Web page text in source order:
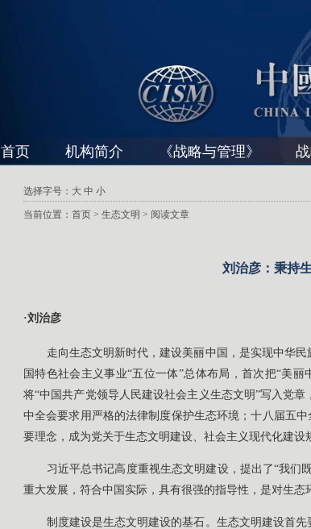
首页 机构简介 《战略与管理》
选择字号： 大 中 小
当前位置： 首页 > 生态文明 > 阅读文章
刘治彦：秉持
·刘治彦
走向生态文明新时代，建设美丽中国，是实现中华
国特色社会主义事业“五位一体”总体布局，首次把“美
将“中国共产党领导人民建设社会主义生态文明”写入党
中全会要求用严格的法律制度保护生态环境；十八届五
要理念，成为党关于生态文明建设、社会主义现代化建设
习近平总书记高度重视生态文明建设，提出了“我们
重大发展，符合中国实际，具有很强的指导性，是对生态
制度建设是生态文明建设的基石。生态文明建设首